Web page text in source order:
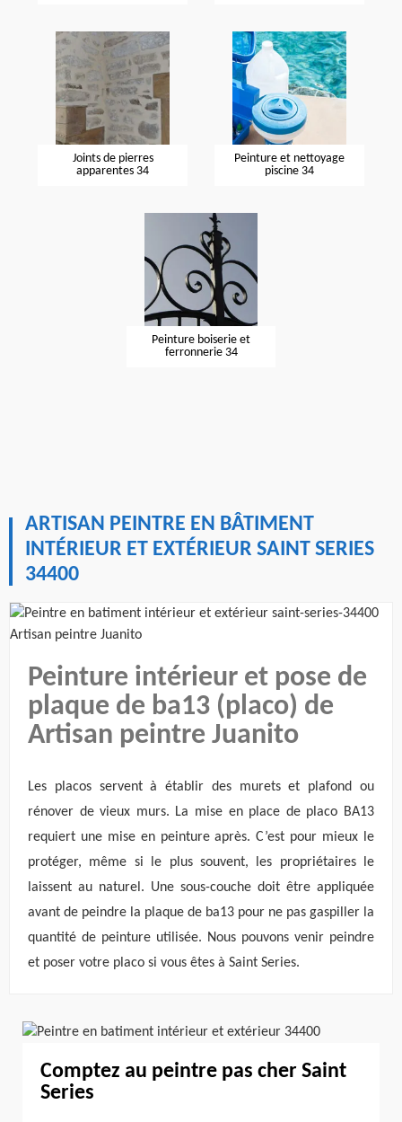
Joints de pierres
apparentes 34
Peinture et nettoyage
piscine 34
Peinture boiserie et
ferronnerie 34
ARTISAN PEINTRE EN BÂTIMENT
INTÉRIEUR ET EXTÉRIEUR SAINT SERIES
34400
Peinture intérieur et pose de
plaque de ba13 (placo) de
Artisan peintre Juanito
Les placos servent à établir des murets et plafond ou
rénover de vieux murs. La mise en place de placo BA13
requiert une mise en peinture après. C’est pour mieux le
protéger, même si le plus souvent, les propriétaires le
laissent au naturel. Une sous-couche doit être appliquée
avant de peindre la plaque de ba13 pour ne pas gaspiller la
quantité de peinture utilisée. Nous pouvons venir peindre
et poser votre placo si vous êtes à Saint Series.
Comptez au peintre pas cher Saint
Series